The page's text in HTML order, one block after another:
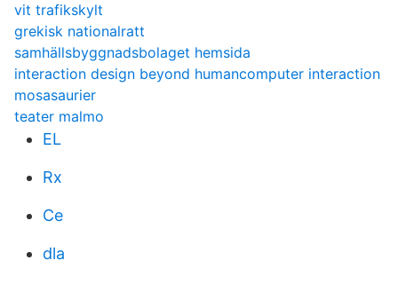
vit trafikskylt
grekisk nationalratt
samhällsbyggnadsbolaget hemsida
interaction design beyond humancomputer interaction
mosasaurier
teater malmo
EL
Rx
Ce
dla